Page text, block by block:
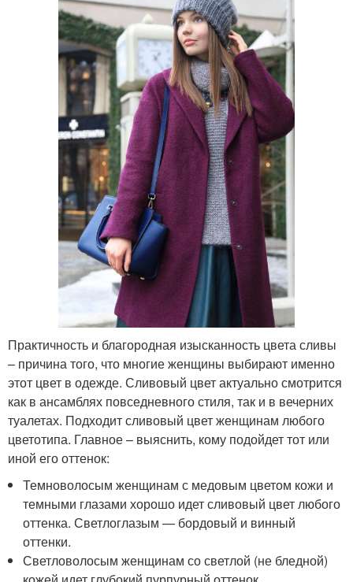
Практичность и благородная изысканность цвета сливы
– причина того, что многие женщины выбирают именно
этот цвет в одежде. Сливовый цвет актуально смотрится
как в ансамблях повседневного стиля, так и в вечерних
туалетах. Подходит сливовый цвет женщинам любого
цветотипа. Главное – выяснить, кому подойдет тот или
иной его оттенок:
Темноволосым женщинам с медовым цветом кожи и
темными глазами хорошо идет сливовый цвет любого
оттенка. Светлоглазым — бордовый и винный
оттенки.
Светловолосым женщинам со светлой (не бледной)